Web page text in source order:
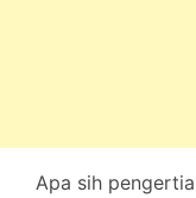
Apa sih